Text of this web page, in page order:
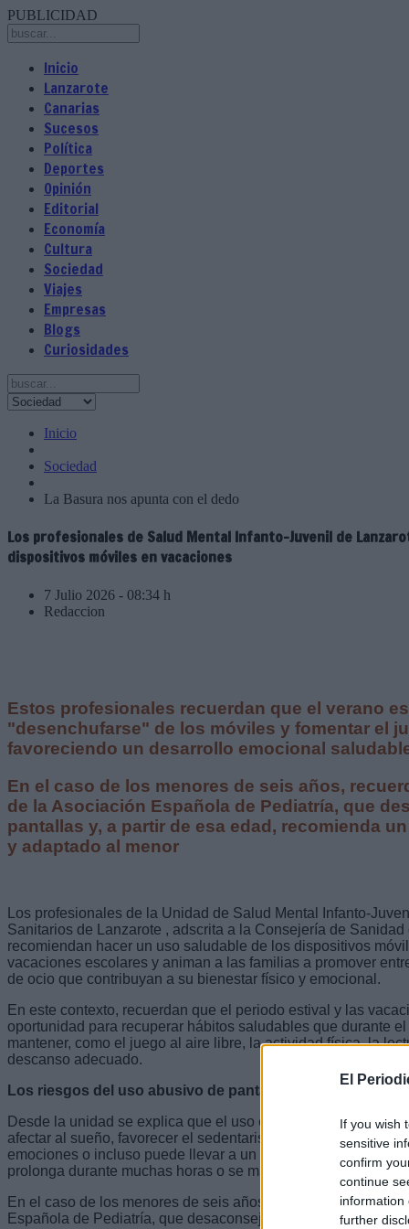
El
If you wish
sensitive
confirm
continue
information
further
PUBLICIDAD
Inicio
Lanzarote
Canarias
Sucesos
Política
Deportes
Opinión
Editorial
Economía
Cultura
Sociedad
Viajes
Empresas
Blogs
Curiosidades
Inicio
Sociedad
La Basura nos apunta con el dedo
Los profesionales de Salud Mental Infanto-Juvenil de
dispositivos móviles en vacaciones
7 Julio 2026 - 08:34 h
Redaccion
Estos profesionales recuerdan que el verano
"desenchufarse" de los móviles y fomentar el
favoreciendo un desarrollo emocional
En el caso de los menores de seis años,
de la Asociación Española de Pediatría, que
pantallas y, a partir de esa edad, recomienda
y adaptado al menor
Los profesionales de la Unidad de Salud Mental Infanto-
Sanitarios de Lanzarote , adscrita a la Consejería de
recomiendan hacer un uso saludable de los dispositivos
vacaciones escolares y animan a las familias a promover
de ocio que contribuyan a su bienestar físico y emocional.
En este contexto, recuerdan que el periodo estival y las
oportunidad para recuperar hábitos saludables que durante
mantener, como el juego al aire libre, la actividad física, la
descanso adecuado.
Los riesgos del uso abusivo de pantallas
Desde la unidad se explica que el uso excesivo de pantallas
afectar al sueño, favorecer el sedentarismo, dificultar la
emociones o incluso puede llevar a un comportamiento
prolonga durante muchas horas o se mantiene antes de dormir.
En el caso de los menores de seis años, recuerdan las
Española de Pediatría, que desaconseja el uso de pantallas